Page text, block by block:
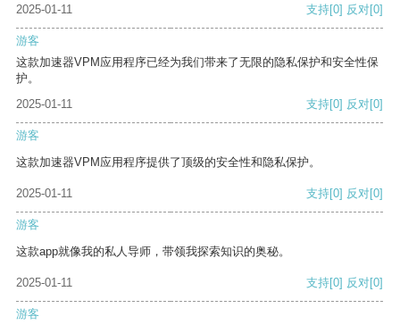
2025-01-11
支持[0] 反对[0]
游客
这款加速器VPM应用程序已经为我们带来了无限的隐私保护和安全性保
护。
2025-01-11
支持[0] 反对[0]
游客
这款加速器VPM应用程序提供了顶级的安全性和隐私保护。
2025-01-11 支持[0] 反对[0]
游客
这款app就像我的私人导师，带领我探索知识的奥秘。
2025-01-11 支持[0] 反对[0]
游客